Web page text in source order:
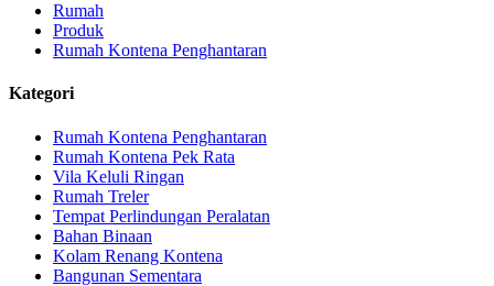
Rumah
Produk
Rumah Kontena Penghantaran
Kategori
Rumah Kontena Penghantaran
Rumah Kontena Pek Rata
Vila Keluli Ringan
Rumah Treler
Tempat Perlindungan Peralatan
Bahan Binaan
Kolam Renang Kontena
Bangunan Sementara